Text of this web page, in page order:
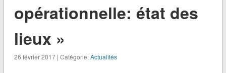
opérationnelle: état des
lieux »
26 février 2017 | Catégorie:Actualités